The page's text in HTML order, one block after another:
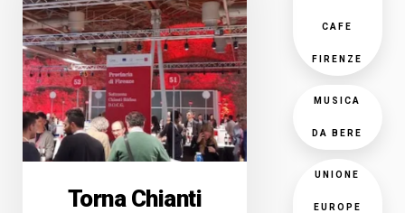
Torna Chianti
CAFE
FIRENZE
MUSICA
DA BERE
UNIONE
EUROPE